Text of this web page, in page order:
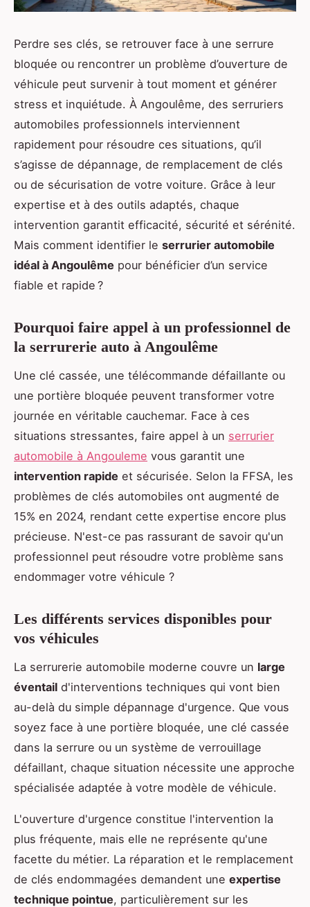
Perdre ses clés, se retrouver face à une serrure
bloquée ou rencontrer un problème d’ouverture de
véhicule peut survenir à tout moment et générer
stress et inquiétude. À Angoulême, des serruriers
automobiles professionnels interviennent
rapidement pour résoudre ces situations, qu’il
s’agisse de dépannage, de remplacement de clés
ou de sécurisation de votre voiture. Grâce à leur
expertise et à des outils adaptés, chaque
intervention garantit efficacité, sécurité et sérénité.
Mais comment identifier le serrurier automobile
idéal à Angoulême pour bénéficier d’un service
fiable et rapide ?
Pourquoi faire appel à un professionnel de
la serrurerie auto à Angoulême
Une clé cassée, une télécommande défaillante ou
une portière bloquée peuvent transformer votre
journée en véritable cauchemar. Face à ces
situations stressantes, faire appel à un serrurier
automobile à Angouleme vous garantit une
intervention rapide et sécurisée. Selon la FFSA, les
problèmes de clés automobiles ont augmenté de
15% en 2024, rendant cette expertise encore plus
précieuse. N'est-ce pas rassurant de savoir qu'un
professionnel peut résoudre votre problème sans
endommager votre véhicule ?
Les différents services disponibles pour
vos véhicules
La serrurerie automobile moderne couvre un large
éventail d'interventions techniques qui vont bien
au-delà du simple dépannage d'urgence. Que vous
soyez face à une portière bloquée, une clé cassée
dans la serrure ou un système de verrouillage
défaillant, chaque situation nécessite une approche
spécialisée adaptée à votre modèle de véhicule.
L'ouverture d'urgence constitue l'intervention la
plus fréquente, mais elle ne représente qu'une
facette du métier. La réparation et le remplacement
de clés endommagées demandent une expertise
technique pointue, particulièrement sur les